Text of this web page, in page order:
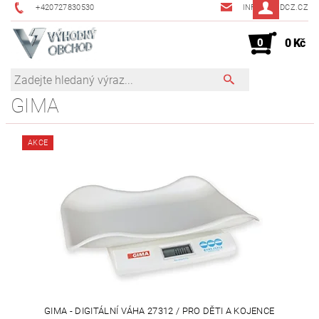
+420727830530 INFO@JMDCZ.CZ
0 0 Kč
GIMA
AKCE
GIMA - DIGITÁLNÍ VÁHA 27312 / PRO DĚTI A KOJENCE